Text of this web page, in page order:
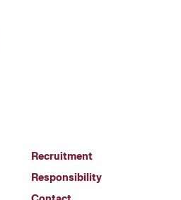
Recruitment
Responsibility